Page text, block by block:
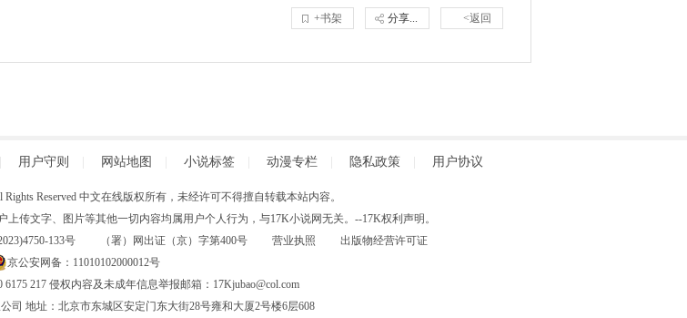
<返回
分享...
+书架
用户守则 网站地图 小说标签 动漫专栏 隐私政策 用户协议
Rights Reserved 中文在线版权所有，未经许可不得擅自转载本站内容。
传文字、图片等其他一切内容均属用户个人行为，与17K小说网无关。--17K权利声明。
133号 （署）网出证（京）字第400号 营业执照
出版物经营许可证
京公安网备：11010102000012号
217 侵权内容及未成年信息举报邮箱：17Kjubao@col.com
司 地址：北京市东城区安定门东大街28号雍和大厦2号楼6层608